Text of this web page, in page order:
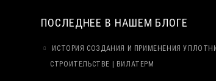
ПОСЛЕДНЕЕ В НАШЕМ БЛОГЕ
ИСТОРИЯ СОЗДАНИЯ И ПРИМЕНЕНИЯ
СТРОИТЕЛЬСТВЕ | ВИЛАТЕРМ